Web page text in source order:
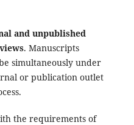
and unpublished
. Manuscripts
simultaneously under
or publication outlet
the requirements of